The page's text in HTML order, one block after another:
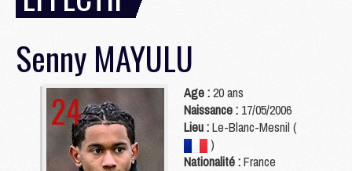
SennyMAYULU
24
Age :20 ans
Naissance : 17/05/2006
Lieu :Le-Blanc-Mesnil (
)
Nationalité :France